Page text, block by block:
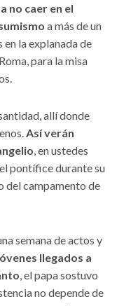
no caer en el
a más de un
la explanada de
para la misa
allí donde
Así verán
, en ustedes
pontífice durante su
del campamento de
semana de actos y
llegados a
, el papa sostuvo
no depende de